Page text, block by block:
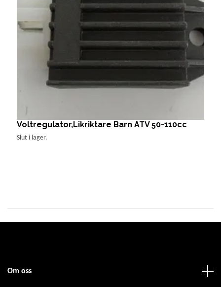
Voltregulator,Likriktare Barn ATV 50-110cc
Slut i lager.
Om oss